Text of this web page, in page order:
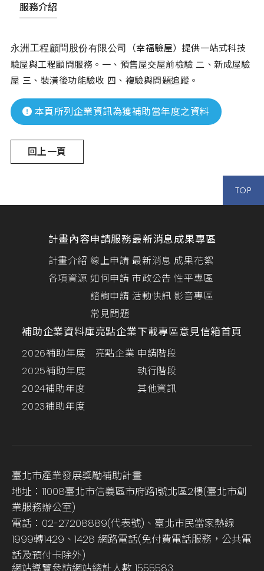
服務介紹
永洲工程顧問股份有限公司
（幸福驗屋）提供一站式科技
驗屋與工程顧問服務。一、預售屋交屋前檢驗 二、新成屋驗
屋 三、裝潢後功能驗收 四、複驗與問題追蹤。
本頁所列企業資訊為獲補助當年度之資料
回上一頁
TOP
計畫內容
計畫介紹
各項資源
申請服務
線上申請
如何申請
諮詢申請
常見問題
最新消息
最新消息
市政公告
活動快訊
成果專區
成果花絮
性平專區
影音專區
補助企業資料庫
2026補助年度
2025補助年度
2024補助年度
2023補助年度
亮點企業
亮點企業
下載專區
申請階段
執行階段
其他資訊
意見信箱首頁
臺北市產業發展獎勵補助計畫
地址：11008臺北市信義區市府路1號北區2樓(臺北市創
業服務辦公室)
電話：02-27208889(代表號)、臺北市民當家熱線
1999轉1429、1428 網路電話(免付費電話服務，公共電
話及預付卡除外)
網站導覽參訪網站總計人數 1555583